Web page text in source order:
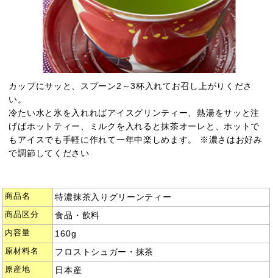
カップにサッと、スプーン2～3杯入れてお召し上がりくださ
い。
冷たい水と氷を入れればアイスグリンティー、熱湯をサッと注
げばホットティー、ミルクを入れると抹茶オーレと、ホットで
もアイスでも手軽に作れて一年中楽しめます。 ※濃さはお好み
で調節してください
商品名 特濃抹茶入りグリーンティー
商品区分 食品・飲料
内容量 160g
原材料名 フロストシュガー・抹茶
原産地 日本産